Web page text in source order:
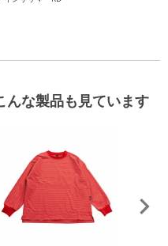
んな製品も見ています